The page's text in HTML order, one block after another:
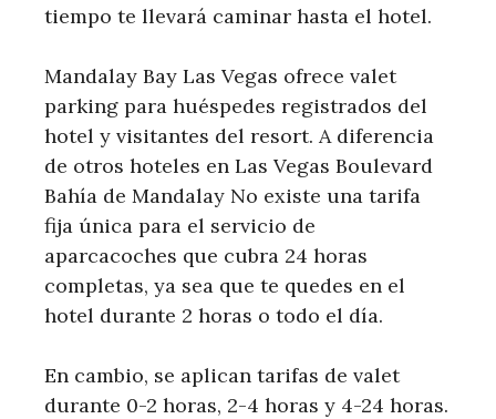
tiempo te llevará caminar hasta el hotel.
Mandalay Bay Las Vegas ofrece valet
parking para huéspedes registrados del
hotel y visitantes del resort. A diferencia
de otros hoteles en Las Vegas Boulevard
Bahía de Mandalay No existe una tarifa
fija única para el servicio de
aparcacoches que cubra 24 horas
completas, ya sea que te quedes en el
hotel durante 2 horas o todo el día.
En cambio, se aplican tarifas de valet
durante 0-2 horas, 2-4 horas y 4-24 horas.